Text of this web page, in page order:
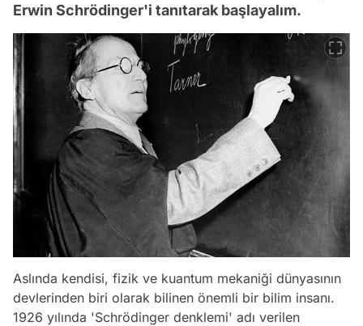
Erwin Schrödinger'i tanıtarak başlayalım.
Aslında kendisi, fizik ve kuantum mekaniği dünyasının
devlerinden biri olarak bilinen önemli bir bilim insanı.
1926 yılında 'Schrödinger denklemi' adı verilen